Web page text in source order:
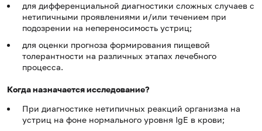
для дифференциальной диагностики сложных случаев с
нетипичными проявлениями и/или течением при
подозрении на непереносимость устриц;
для оценки прогноза формирования пищевой
толерантности на различных этапах лечебного
процесса.
Когда назначается исследование?
При диагностике нетипичных реакций организма на
устриц на фоне нормального уровня IgE в крови;